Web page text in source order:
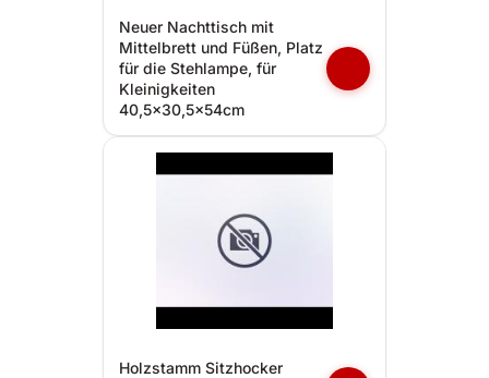
Neuer Nachttisch mit
Mittelbrett und Füßen, Platz
für die Stehlampe, für
Kleinigkeiten
40,5x30,5x54cm
Holzstamm Sitzhocker